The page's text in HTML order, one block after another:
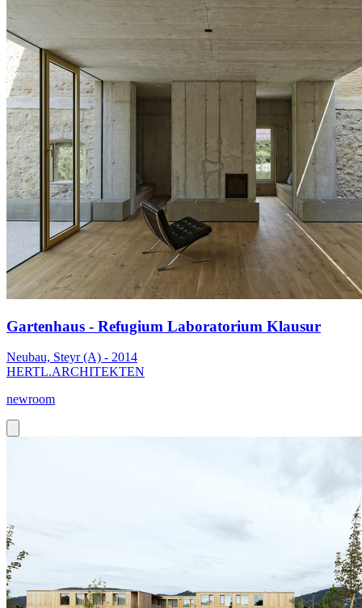
Gartenhaus - Refugium Laboratorium Klausur
Neubau, Steyr (A) - 2014
HERTL.ARCHITEKTEN
newroom